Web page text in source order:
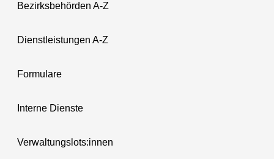
Bezirksbehörden A-Z
Dienstleistungen A-Z
Formulare
Interne Dienste
Verwaltungslots:innen